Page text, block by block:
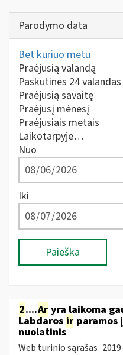
Parodymo data
Bet kuriuo metu
Praėjusią valandą
Paskutines 24 valandas
Praėjusią savaitę
Praėjusį mėnesį
Praėjusiais metais
Laikotarpyje…
Nuo
Iki
Paieška
2....Ar yra laikoma
Labdaros ir
nuolatinis
Web turinio sąrašas